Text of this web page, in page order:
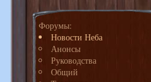
Форумы:
Новости Неба
Анонсы
Руководства
Общий